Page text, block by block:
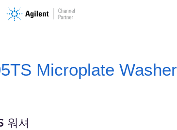
Microplate Washer
워셔